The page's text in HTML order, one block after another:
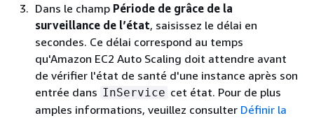
Dans le champ Période de grâce de la
surveillance de l’état, saisissez le délai en
secondes. Ce délai correspond au temps
qu'Amazon EC2 Auto Scaling doit attendre avant
de vérifier l'état de santé d'une instance après son
entrée dans InService cet état. Pour de plus
amples informations, veuillez consulter Définir la